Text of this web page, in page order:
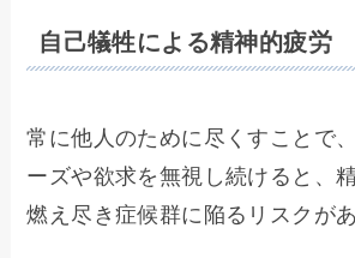
自己犠牲による精神的疲労
常に他人のために尽くすことで
ーズや欲求を無視し続けると、
燃え尽き症候群に陥るリスクがあ